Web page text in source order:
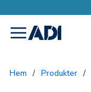
menu
Hem / Produkter /